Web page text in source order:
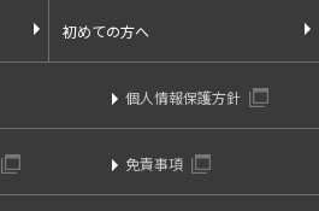
初めての方へ
個人情報保護方針
免責事項